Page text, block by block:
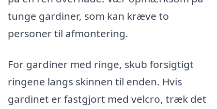
tunge gardiner, som kan kræve to
personer til afmontering.
For gardiner med ringe, skub forsigtigt
ringene langs skinnen til enden. Hvis
gardinet er fastgjort med velcro, træk det